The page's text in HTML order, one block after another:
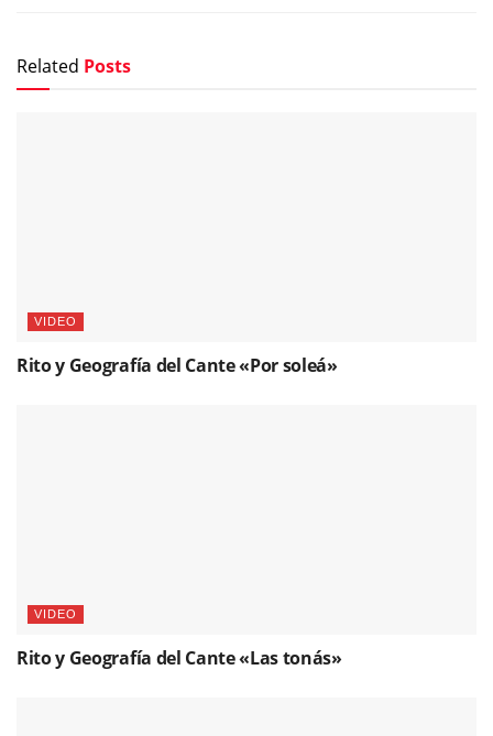
Related Posts
VIDEO
Rito y Geografía del Cante «Por soleá»
VIDEO
Rito y Geografía del Cante «Las tonás»